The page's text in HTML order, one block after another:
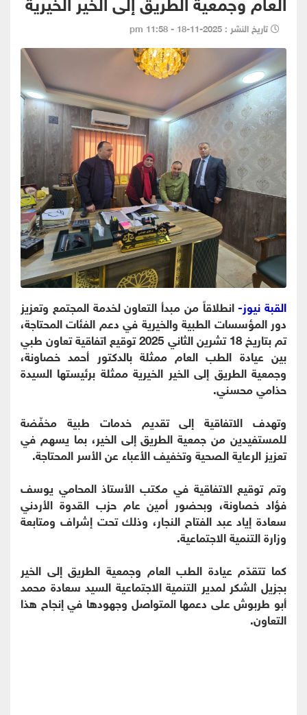
تاريخ النشر : 2025-11-18 - 11:58 pm
القبة نيوز-انطلاقاً من مبدأ التعاون لخدمة المجتمع وتعزيز
دور المؤسسات الطبية والخيرية في دعم الفئات المحتاجة،
تم بتاريخ 18 تشرين الثاني 2025 توقيع اتفاقية تعاون طبي
بين عيادة الطب العام ممثلة بالدكتور أحمد خصاونة،
وجمعية الطريق إلى الخير الخيرية ممثلة برئيستها السيدة
حذامي محسني.
وتهدف الاتفاقية إلى تقديم خدمات طبية مخفّضة
للمستفيدين من جمعية الطريق إلى الخير، بما يسهم في
تعزيز الرعاية الصحية وتخفيف الأعباء عن الأسر المحتاجة.
وتم توقيع الاتفاقية في مكتب الأستاذ المحامي يوسف
فؤاد خصاونة، وبحضور أمين عام حزب القدوة الأردني
سعادة إياد عبد الفتاح النجار، وذلك تحت إشراف ومتابعة
وزارة التنمية الاجتماعية.
كما تتقدّم عيادة الطب العام وجمعية الطريق إلى الخير
بجزيل الشكر لمدير التنمية الاجتماعية السيد سعادة محمد
أبو طربوش على دعمها المتواصل وجهودها في إنجاح هذا
التعاون.